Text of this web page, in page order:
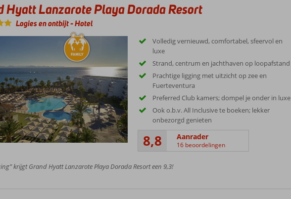
Hyatt Lanzarote Playa Dorada Resort
Logies en ontbijt-Hotel
Volledig vernieuwd, comfortabel, sfeervol en
luxe
Strand, centrum en jachthaven op loopafstand
Prachtige ligging met uitzicht op zee en
Fuerteventura
Preferred Club kamers; dompel je onder in luxe
Ook o.b.v. All Inclusive te boeken; lekker
onbezorgd genieten
8,8 Aanrader
16 beoordelingen
krijgt Grand Hyatt Lanzarote Playa Dorada Resort een 9,3!